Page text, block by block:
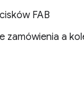
FAB
zamówienia a